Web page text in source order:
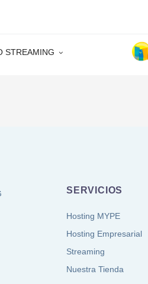
STREAMING
SERVICIOS
Hosting MYPE
Hosting Empresarial
Streaming
Nuestra Tienda